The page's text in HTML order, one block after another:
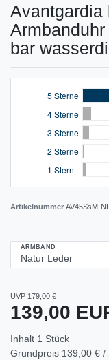
bar
Artikelnummer AV45SsM-
ARMBAND
UVP 179,00 €
139,00
Inhalt 1 Stück
Grundpreis 139,00 € /